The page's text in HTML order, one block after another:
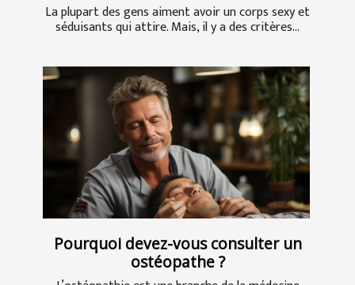
La plupart des gens aiment avoir un corps sexy et
séduisants qui attire. Mais, il y a des critères...
Pourquoi devez-vous consulter un
ostéopathe ?